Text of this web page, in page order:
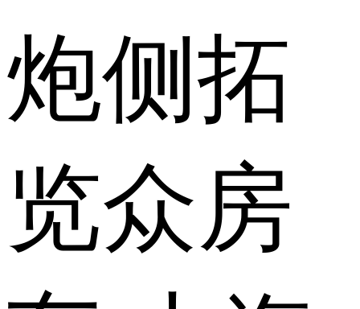
览众房